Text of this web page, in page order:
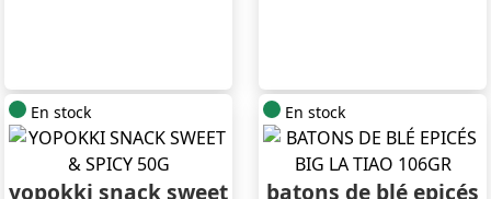
En stock
yopokki snack sweet
En stock
batons de blé epicés